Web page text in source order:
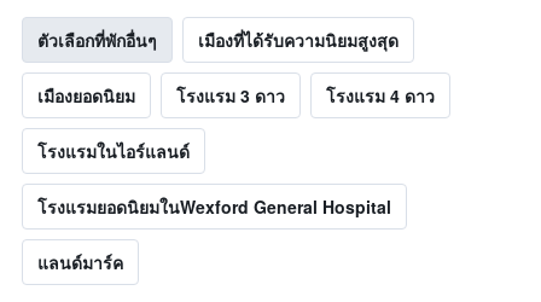
ตัวเลือกที่พักอื่นๆ เมืองที่ได้รับความนิยมสูงสุด
เมืองยอดนิยม โรงแรม 3 ดาว โรงแรม 4 ดาว
โรงแรมในไอร์แลนด์
โรงแรมยอดนิยมในWexford General Hospital
แลนด์มาร์ค